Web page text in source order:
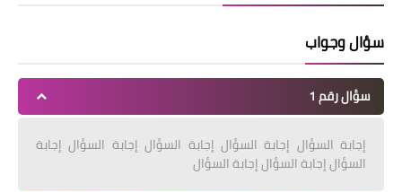
سؤال وجواب
سؤال رقم 1
إجابة السؤال إجابة السؤال إجابة السؤال إجابة السؤال إجابة
السؤال إجابة السؤال إجابة السؤال